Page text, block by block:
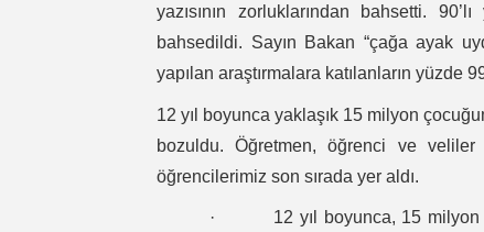
yazısının zorluklarından bahsetti.
bahsedildi. Sayın Bakan “çağa ayak
yapılan araştırmalara katılanların yüzde
12 yıl boyunca yaklaşık 15 milyon
bozuldu. Öğretmen, öğrenci ve veliler
öğrencilerimiz son sırada yer aldı.
· 12 yıl boyunca, 15 milyon